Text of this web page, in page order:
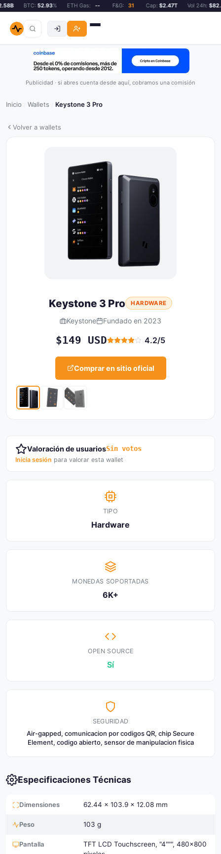
BTC:52.93% ETH Gas: -- F&G: 31 Cap:$2.47T Vol 24h:
Publicidad · si abres cuenta desde aquí, cobramos una comisión
Inicio Wallets Keystone 3 Pro
Volver a wallets
Keystone 3 Pro HARDWARE
Keystone Fundado en 2023
$149 USD 4.2/5
Comprar en sitio oficial
Valoración de usuariosSin votos
Inicia sesión para valorar esta wallet
TIPO
Hardware
MONEDAS SOPORTADAS
6K+
OPEN SOURCE
Sí
SEGURIDAD
Air-gapped, comunicacion por codigos QR, chip Secure
Element, codigo abierto, sensor de manipulacion fisica
Especificaciones Técnicas
Dimensiones 62.44 x 103.9 x 12.08 mm
Peso 103 g
Pantalla
TFT LCD Touchscreen, "4""", 480×800